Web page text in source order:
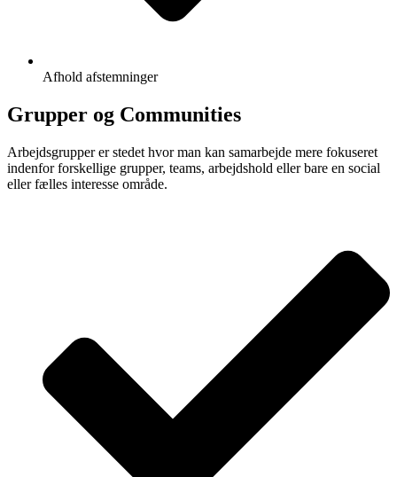
Afhold afstemninger
Grupper og Communities
Arbejdsgrupper er stedet hvor man kan samarbejde mere fokuseret
indenfor forskellige grupper, teams, arbejdshold eller bare en social
eller fælles interesse område.